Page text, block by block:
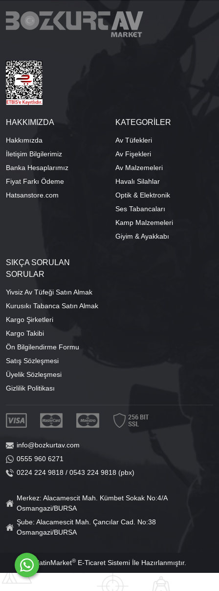
HAKKIMIZDA
Hakkımızda
İletişim Bilgilerimiz
Banka Hesaplarımız
Fiyat Farkı Ödeme
Hatsanstore.com
KATEGORİLER
Av Tüfekleri
Av Fişekleri
Av Malzemeleri
Havalı Silahlar
Optik & Elektronik
Ses Tabancaları
Kamp Malzemeleri
Giyim & Ayakkabı
SIKÇA SORULAN
SORULAR
Yivsiz Av Tüfeği Satın Almak
Kurusıkı Tabanca Satın Almak
Kargo Şirketleri
Kargo Takibi
Ön Bilgilendirme Formu
Satış Sözleşmesi
Üyelik Sözleşmesi
Gizlilik Politikası
info@bozkurtav.com
0555 960 6271
0224 224 9818 / 0543 224 9818 (pbx)
Merkez: Alacamescit Mah. Kümbet Sokak No:4/A
Osmangazi/BURSA
Şube: Alacamescit Mah. Çancılar Cad. No:38
Osmangazi/BURSA
PlatinMarket®E-Ticaret Sistemiİle Hazırlanmıştır.